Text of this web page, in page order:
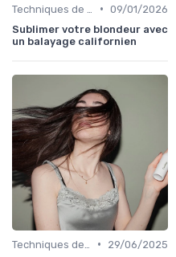
• 09/01/2026
Sublimer votre blondeur avec
un balayage californien
•
29/06/2025